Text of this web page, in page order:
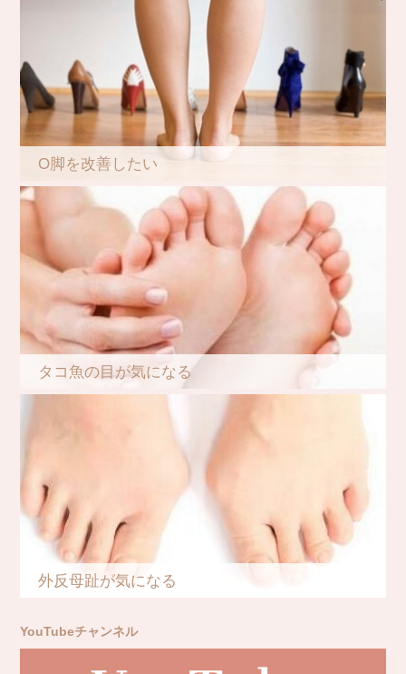
O脚を改善したい
タコ魚の目が気になる
外反母趾が気になる
YouTubeチャンネル